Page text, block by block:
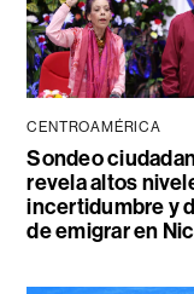
CENTROAMÉRICA
Sondeo
revela altos
incertidumbre y
de emigrar en